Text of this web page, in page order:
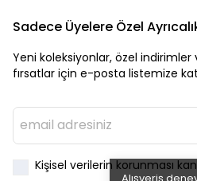
Sadece Üyelere Özel
Yeni koleksiyonlar, özel
fırsatlar için e-posta listemize
Kişisel verilerin korunması